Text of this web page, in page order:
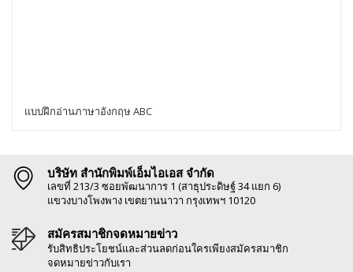
แบบฝึกอ่านภาษาอังกฤษ ABC
บริษัท สำนักพิมพ์เอ็มไอเอส จำกัด
เลขที่ 213/3 ซอยพัฒนาการ 1 (สาธุประดิษฐ์ 34 แยก 6)
แขวงบางโพงพาง เขตยานนาวา กรุงเทพฯ 10120
สมัครสมาชิกจดหมายข่าว
รับสิทธิประโยชน์และส่วนลดก่อนใครเพียงสมัครสมาชิก
จดหมายข่าวกับเรา